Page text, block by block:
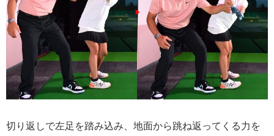
切り返しで左足を踏み込み、地面から跳ね返ってくる力を